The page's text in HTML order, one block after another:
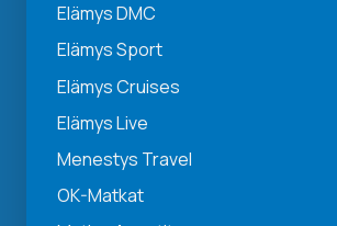
Elämys DMC
Elämys Sport
Elämys Cruises
Elämys Live
Menestys Travel
OK-Matkat